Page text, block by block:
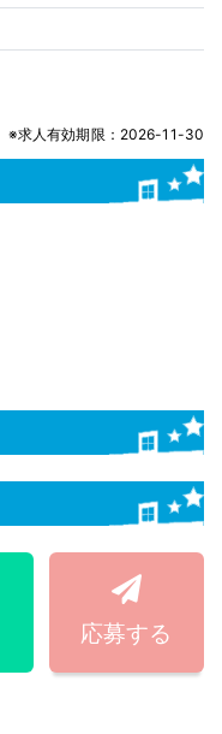
※求人有効期限：2026-11-30
応募する